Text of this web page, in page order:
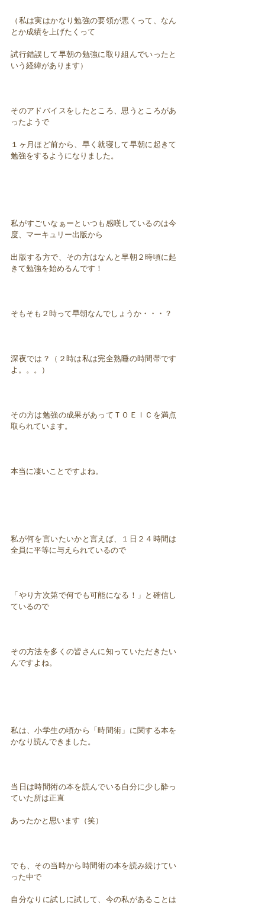
（私は実はかなり勉強の要領が悪くって、なん
とか成績を上げたくって
試行錯誤して早朝の勉強に取り組んでいったと
いう経緯があります）
そのアドバイスをしたところ、思うところがあ
ったようで
１ヶ月ほど前から、早く就寝して早朝に起きて
勉強をするようになりました。
私がすごいなぁーといつも感嘆しているのは今
度、マーキュリー出版から
出版する方で、その方はなんと早朝２時頃に起
きて勉強を始めるんです！
そもそも２時って早朝なんでしょうか・・・？
深夜では？（２時は私は完全熟睡の時間帯です
よ。。。）
その方は勉強の成果があってＴＯＥＩＣを満点
取られています。
本当に凄いことですよね。
私が何を言いたいかと言えば、１日２４時間は
全員に平等に与えられているので
「やり方次第で何でも可能になる！」と確信し
ているので
その方法を多くの皆さんに知っていただきたい
んですよね。
私は、小学生の頃から「時間術」に関する本を
かなり読んできました。
当日は時間術の本を読んでいる自分に少し酔っ
ていた所は正直
あったかと思います（笑）
でも、その当時から時間術の本を読み続けてい
った中で
自分なりに試しに試して、今の私があることは